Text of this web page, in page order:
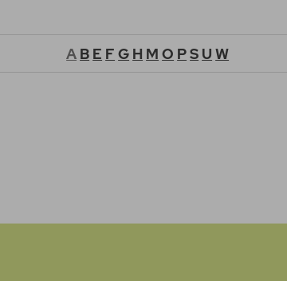
A B E F G H M O PS U W